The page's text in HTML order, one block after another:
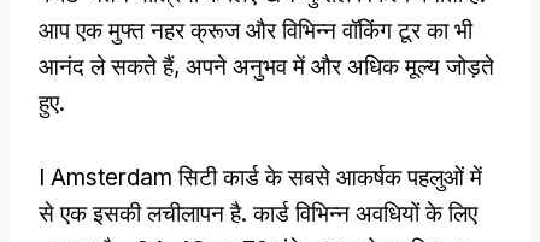
आप एक मुफ्त नहर क्रूज और विभिन्न वॉकिंग टूर का भी
आनंद ले सकते हैं, अपने अनुभव में और अधिक मूल्य जोड़ते
हुए.
I Amsterdam सिटी कार्ड के सबसे आकर्षक पहलुओं में
से एक इसकी लचीलापन है. कार्ड विभिन्न अवधियों के लिए